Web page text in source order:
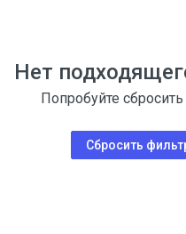
Нет
Попробуйте
Сбросить